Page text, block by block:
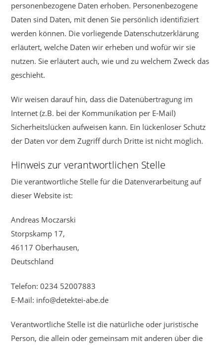
personenbezogene Daten erhoben. Personenbezogene
Daten sind Daten, mit denen Sie persönlich identifiziert
werden können. Die vorliegende Datenschutzerklärung
erläutert, welche Daten wir erheben und wofür wir sie
nutzen. Sie erläutert auch, wie und zu welchem Zweck das
geschieht.
Wir weisen darauf hin, dass die Datenübertragung im
Internet (z.B. bei der Kommunikation per E-Mail)
Sicherheitslücken aufweisen kann. Ein lückenloser Schutz
der Daten vor dem Zugriff durch Dritte ist nicht möglich.
Hinweis zur verantwortlichen Stelle
Die verantwortliche Stelle für die Datenverarbeitung auf
dieser Website ist:
Andreas Moczarski
Storpskamp 17,
46117 Oberhausen,
Deutschland
Telefon: 0234 52007883
E-Mail: info@detektei-abe.de
Verantwortliche Stelle ist die natürliche oder juristische
Person, die allein oder gemeinsam mit anderen über die